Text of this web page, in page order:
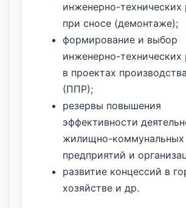
инженерно-технических
при сносе (демонтаже);
формирование и выбор
инженерно-технических
в проектах
(ППР);
резервы повышения
эффективности
жилищно-коммунальных
предприятий и
развитие концессий в
хозяйстве и др.